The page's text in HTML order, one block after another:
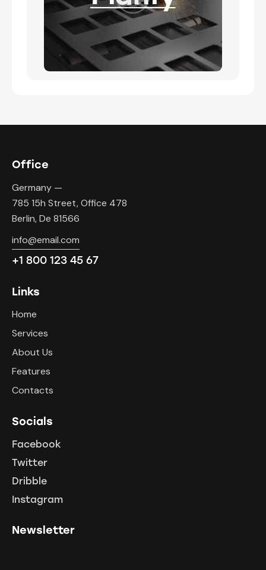
Office
Germany —
785 15h Street, Office 478
Berlin, De 81566
info@email.com
+1 800 123 45 67
Links
Home
Services
About Us
Features
Contacts
Socials
Facebook
Twitter
Dribble
Instagram
Newsletter